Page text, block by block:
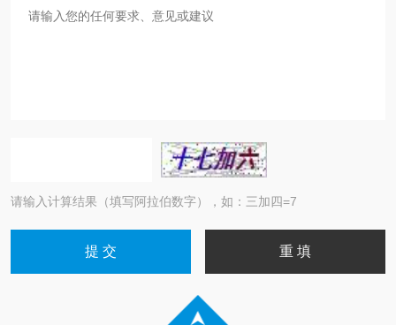
请输入计算结果（填写阿拉伯数字），如：三加四=7